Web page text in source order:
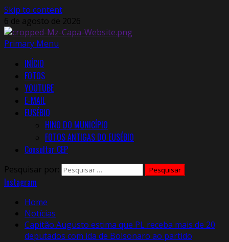
Skip to content
6 de agosto de 2026
Primary Menu
INÍCIO
FOTOS
YOUTUBE
E-MAIL
EUSÉBIO
HINO DO MUNICÍPIO
FOTOS ANTIGAS DO EUSÉBIO
Consultar CEP
Pesquisar por:
Instagram
Home
Notícias
Capitão Augusto estima que PL receba mais de 20
deputados com ida de Bolsonaro ao partido